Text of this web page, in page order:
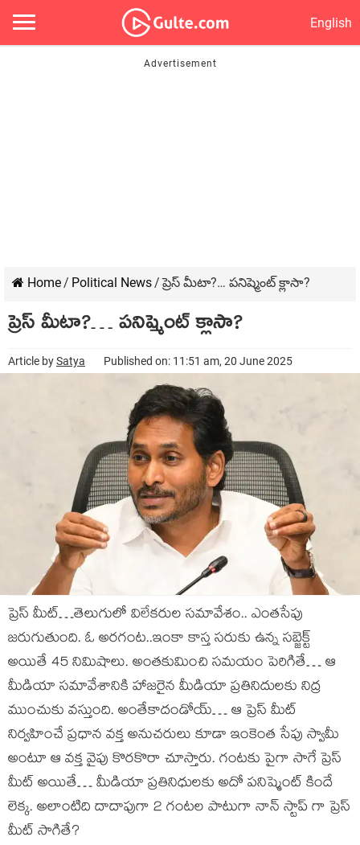
English
Home/ Political News/ ప్రెస్ మీటా?… పనిష్మెంట్ క్లాసా?
ప్రెస్ మీటా?… పనిష్మెంట్ క్లాసా?
Article bySatya Published on: 11:51 am, 20 June 2025
ప్రెస్ మీట్…తెలుగులో విలేకరుల సమావేశం.. ఎంతసేపు
జరుగుతుంది. ఓ అరగంట..ఇంకా కాస్త సరుకు ఉన్న సబ్జెక్ట్
అయితే 45 నిమిషాలు. అంతకుమించి సమయం పెరిగితే… ఆ
మీడియా సమావేశానికి హాజరైన మీడియా ప్రతినిదులకు నిద్ర
ముంచుకు వస్తుంది. అంతేకాదండోయ్… ఆ ప్రెస్ మీట్
నిర్వహించే ప్రధాన వక్త అనుచరులు కూడా ఇంకెంత సేపు స్వామీ
అంటూ ఆ వక్త వైపు కొరకొరా చూస్తారు. గంటకు పైగా సాగే ప్రెస్
మీట్ అయితే… మీడియా ప్రతినిధులకు అదో పనిష్మెంట్ కిందే
లెక్క. అలాంటిది దాదాపుగా 2 గంటల పాటుగా నాన్ స్టాప్ గా ప్రెస్
మీట్ సాగితే?